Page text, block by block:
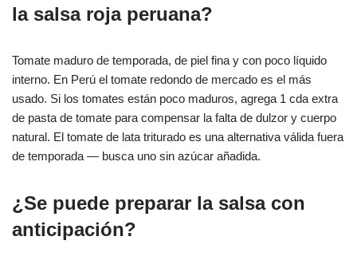
la salsa roja peruana?
Tomate maduro de temporada, de piel fina y con poco líquido
interno. En Perú el tomate redondo de mercado es el más
usado. Si los tomates están poco maduros, agrega 1 cda extra
de pasta de tomate para compensar la falta de dulzor y cuerpo
natural. El tomate de lata triturado es una alternativa válida fuera
de temporada — busca uno sin azúcar añadida.
¿Se puede preparar la salsa con
anticipación?